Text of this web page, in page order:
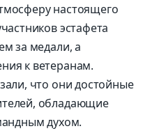
настоящего
эстафета
за медали, а
к ветеранам.
что они достойные
обладающие
духом.